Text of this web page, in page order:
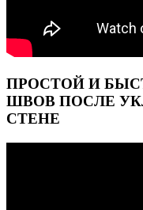
ПРОСТОЙ И
ШВОВ ПОСЛЕ
СТЕНЕ